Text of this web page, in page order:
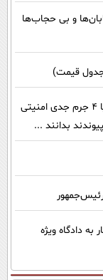
خیابان‌ها و بی حجاب‌ها
گفته‌های یک روحانی تندرو و ردپای بیش از ۳ یا ۴ جرم جدی امنیتی
دادگاه ویژه